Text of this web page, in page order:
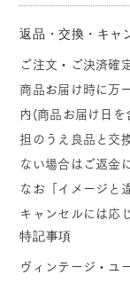
返品・交換・キャ
ご注文・ご決済確
商品お届け時に万
内(商品お届け日を
担のうえ良品と交
ない場合はご返金
なお「イメージと
キャンセルには応
特記事項
ヴィンテージ・ユ